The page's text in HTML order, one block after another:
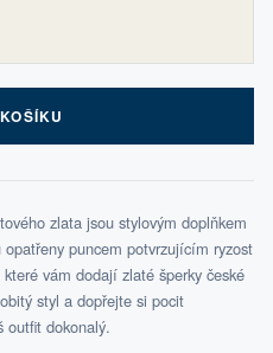
zlata jsou stylovým doplňkem
puncem potvrzujícím ryzost
vám dodají zlaté šperky české
styl a dopřejte si pocit
outfit dokonalý.